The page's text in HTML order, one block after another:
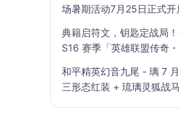
场暑期活动7月25日正式开
典籍启符文，钥匙定战局
S16 赛季「英雄联盟传奇
和平精英幻音九尾 - 璃 7
三形态红装 + 琉璃灵狐战